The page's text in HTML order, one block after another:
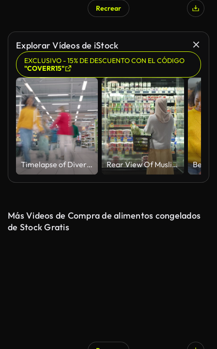
Recrear
Explorar Vídeos de iStock
EXCLUSIVO - 15% DE DESCUENTO CON EL CÓDIGO
"COVERR15"
Timelapse of Diverse Shoppers Navigating a Supermarket, Selecting Items From Stacked Shelves. People of Various Races and Genders Move Quickly Through the Aisles, Creating Dynamic Shopping Footage Rear View Of Muslim Woman Shopping Groceries Products From Refrigerated Section In Supermarket
Más Videos de Compra de alimentos congelados
de Stock Gratis